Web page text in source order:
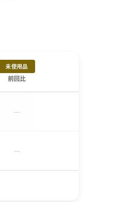
未使用品
前回比
－
－